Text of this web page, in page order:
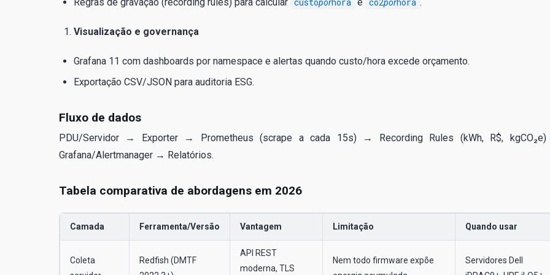
por por
Visualização e governança
Grafana 11 com dashboards por namespace e alertas quando custo/hora excede orçamento.
Exportação CSV/JSON para auditoria ESG.
Fluxo de dados
PDU/Servidor → Exporter → Prometheus (scrape a cada 15s) → Recording Rules (kWh, R$,
Grafana/Alertmanager → Relatórios.
Tabela comparativa de abordagens em 2026
Camada Ferramenta/Versão Vantagem Limitação Quando usar
Coleta
Redfish (DMTF
API REST
moderna, TLS
Nem todo firmware expõe
Servidores Dell